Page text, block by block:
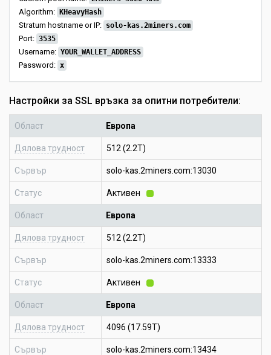
Algorithm: KHeavyHash
Stratum hostname or IP: solo-kas.2miners.com
Port: 3535
Username: YOUR_WALLET_ADDRESS
Password: x
Настройки за SSL връзка за опитни потребители:
Област Европа
Дялова трудност 512 (2.2T)
Сървър solo-kas.2miners.com:13030
Статус Активен
Област Европа
Дялова трудност 512 (2.2T)
Сървър solo-kas.2miners.com:13333
Статус Активен
Област Европа
Дялова трудност 4096 (17.59T)
Сървър solo-kas.2miners.com:13434